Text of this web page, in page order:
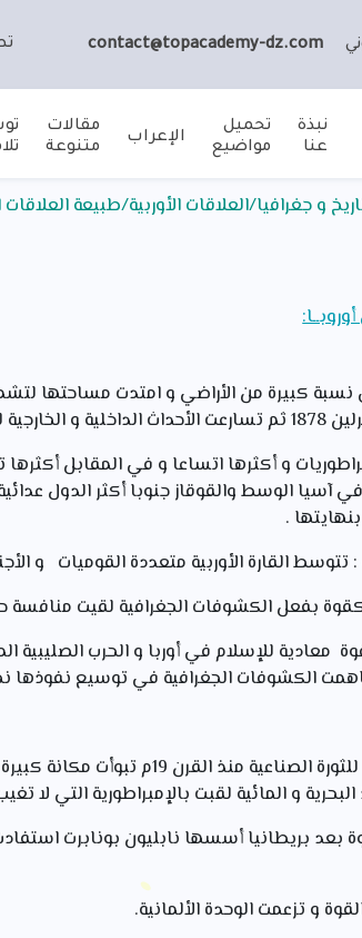
contact@topacademy-dz.com
نبذة
عنا
تحميل
مواضيع
الإعراب
مقالات
متنوعة
و جغرافيا/العلاقات الأوربية/طبيعة العلاقات
نسبة كبيرة من الأراضي و امتدت مساحتها
.
و أكثرها اتساعا و في المقابل
آسيا الوسط والقوقاز جنوبا أكثر الدول
: تتوسط القارة الأوربية متعددة القوميات و
كقوة بفعل الكشوفات الجغرافية لقيت
معادية للإسلام في أوربا و الحرب
الكشوفات الجغرافية في توسيع نفوذها
بريطانيا العظمى : كانت مهدا للثورة
و المائية لقبت بالإمبراطورية التي لا
بعد بريطانيا أسسها نابليون بونابرت
و تزعمت الوحدة الألمانية.